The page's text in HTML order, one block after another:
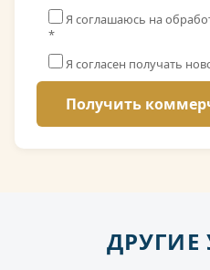
Я соглашаюсь на
*
Я согласен получать
ДРУГИЕ